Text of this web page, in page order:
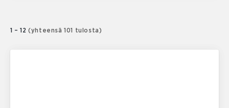
1 – 12 (yhteensä 101 tulosta)